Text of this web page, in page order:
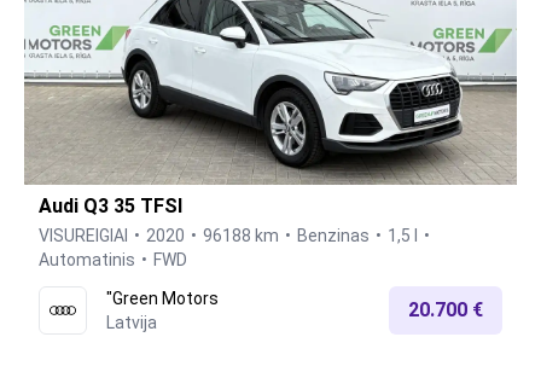
Audi Q3 35 TFSI
VISUREIGIAI 2020 96188 km Benzinas
1,5 l
Automatinis
FWD
"Green Motors
Latvija
20.700 €